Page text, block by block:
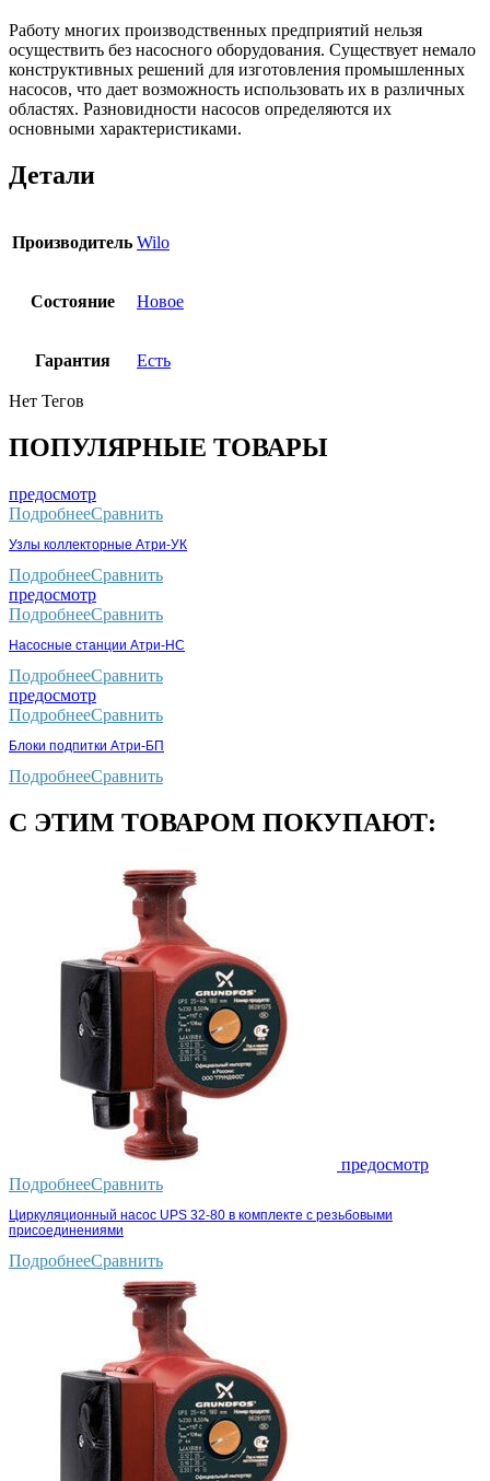
Работу многих производственных предприятий нельзя
осуществить без насосного оборудования. Существует немало
конструктивных решений для изготовления промышленных
насосов, что дает возможность использовать их в различных
областях. Разновидности насосов определяются их
основными характеристиками.
Детали
Производитель Wilo
Состояние Новое
Гарантия Есть
Нет Тегов
ПОПУЛЯРНЫЕ ТОВАРЫ
предосмотр
ПодробнееСравнить
Узлы коллекторные Атри-УК
ПодробнееСравнить
предосмотр
ПодробнееСравнить
Насосные станции Атри-НС
ПодробнееСравнить
предосмотр
ПодробнееСравнить
Блоки подпитки Атри-БП
ПодробнееСравнить
С ЭТИМ ТОВАРОМ ПОКУПАЮТ:
предосмотр
ПодробнееСравнить
Циркуляционный насос UPS 32-80 в комплекте с резьбовыми
присоединениями
ПодробнееСравнить